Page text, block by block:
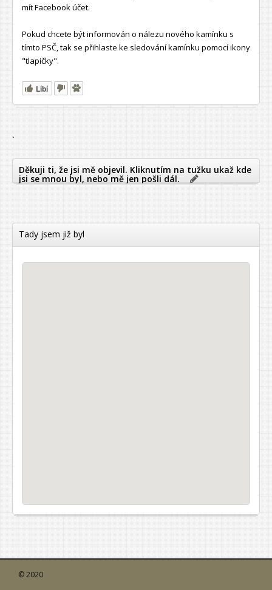
mít Facebook účet.
Pokud chcete být informován o nálezu nového kamínku s
tímto PSČ, tak se přihlaste ke sledování kamínku pomocí ikony
"tlapičky".
Líbí
`
Děkuji ti, že jsi mě objevil. Kliknutím na tužku ukaž kde
jsi se mnou byl, nebo mě jen pošli dál.
Tady jsem již byl
© 2020